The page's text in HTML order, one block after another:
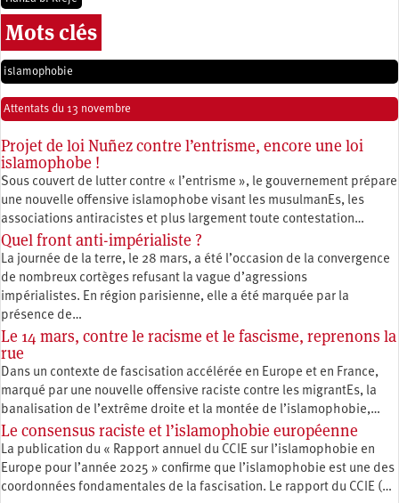
Mots clés
islamophobie
Attentats du 13 novembre
Projet de loi Nuñez contre l’entrisme, encore une loi
islamophobe !
Sous couvert de lutter contre « l’entrisme », le gouvernement prépare
une nouvelle offensive islamophobe visant les musulmanEs, les
associations antiracistes et plus largement toute contestation…
Quel front anti-impérialiste ?
La journée de la terre, le 28 mars, a été l’occasion de la convergence
de nombreux cortèges refusant la vague d’agressions
impérialistes. En région parisienne, elle a été marquée par la
présence de…
Le 14 mars, contre le racisme et le fascisme, reprenons la
rue
Dans un contexte de fascisation accélérée en Europe et en France,
marqué par une nouvelle offensive raciste contre les migrantEs, la
banalisation de l’extrême droite et la montée de l’islamophobie,…
Le consensus raciste et l’islamophobie européenne
La publication du « Rapport annuel du CCIE sur l’islamophobie en
Europe pour l’année 2025 » confirme que l’islamophobie est une des
coordonnées fondamentales de la fascisation. Le rapport du CCIE (…